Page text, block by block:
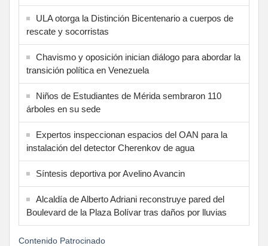
ULA otorga la Distinción Bicentenario a cuerpos de
rescate y socorristas
Chavismo y oposición inician diálogo para abordar la
transición política en Venezuela
Niños de Estudiantes de Mérida sembraron 110
árboles en su sede
Expertos inspeccionan espacios del OAN para la
instalación del detector Cherenkov de agua
Síntesis deportiva por Avelino Avancin
Alcaldía de Alberto Adriani reconstruye pared del
Boulevard de la Plaza Bolívar tras daños por lluvias
Contenido Patrocinado